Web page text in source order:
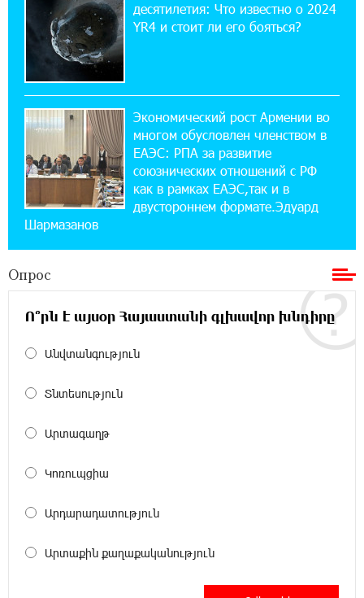
12:04:53 28-07-2026
Обновленный Центр продаж и обслуживания
Ucom открылся по адресу ул. Шаумяна, 24/2
22:28:49 27-07-2026
Никогда Нагорный Карабах не был в составе
независимого Азербайджана. Аршак
Карапетян
17:52:29 25-07-2026
Бывший премьер-министр Словакии
обратился к президенту страны с просьбой
осужденных в Азербайджане
12:17:04 23-07-2026
Против кого вооружается Азербайджан?
Аршак Карапетян
12:04:45 23-07-2026
Вайка установлена солнечная
Новые финансовые навыки на «Давидбекских
десятилетия: Что известно о 2024
YR4 и стоит ли его бояться?
Экономический рост Армении во
многом обусловлен членством в
ЕАЭС: РПА за развитие
союзнических отношений с РФ
как в рамках ЕАЭС,так и в
двустороннем формате.Эдуард
Шармазанов
Опрос
Ո՞րն է այսօր Հայաստանի գլխավոր խնդիրը
Անվտանգություն
Տնտեսություն
Արտագաղթ
Կոռուպցիա
Արդարադատություն
Արտաքին քաղաքականություն